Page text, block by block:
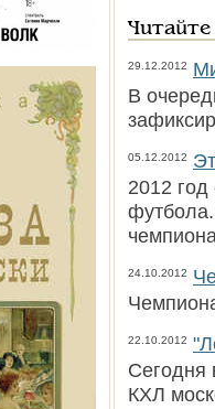
29.12.2012
В
05.12.2012
2012
24.10.2012
22.10.2012
Сегодня
КХЛ